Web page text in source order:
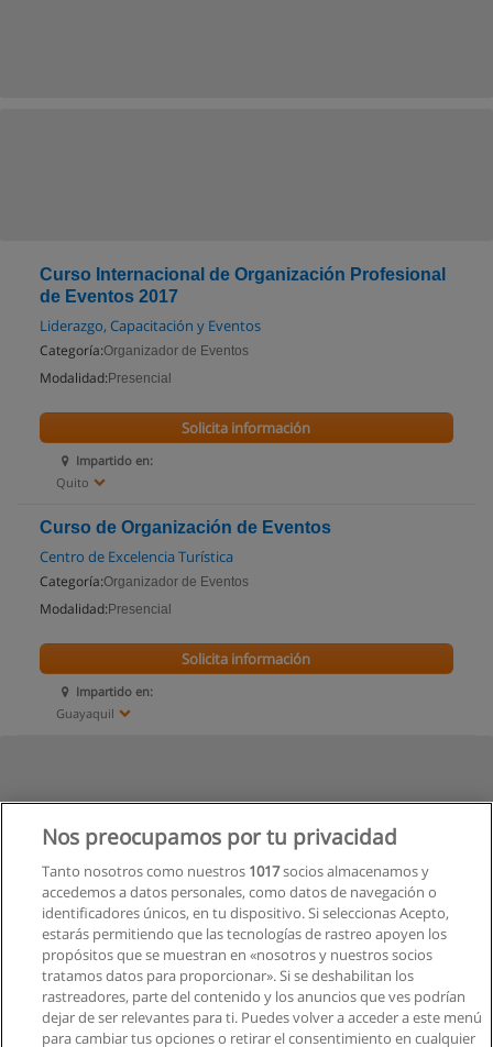
Curso Internacional de Organización Profesional
de Eventos 2017
Liderazgo, Capacitación y Eventos
Categoría:Organizador de Eventos
Modalidad: Presencial
Impartido en:
Quito
Solicita información
Curso de Organización de Eventos
Centro de Excelencia Turística
Categoría:Organizador de Eventos
Modalidad: Presencial
Impartido en:
Guayaquil
Solicita información
Nos preocupamos por tu privacidad
Tanto nosotros como nuestros 1017socios almacenamos y
accedemos a datos personales, como datos de navegación o
identificadores únicos, en tu dispositivo. Si seleccionas Acepto,
estarás permitiendo que las tecnologías de rastreo apoyen los
propósitos que se muestran en «nosotros y nuestros socios
tratamos datos para proporcionar». Si se deshabilitan los
rastreadores, parte del contenido y los anuncios que ves podrían
dejar de ser relevantes para ti. Puedes volver a acceder a este menú
para cambiar tus opciones o retirar el consentimiento en cualquier